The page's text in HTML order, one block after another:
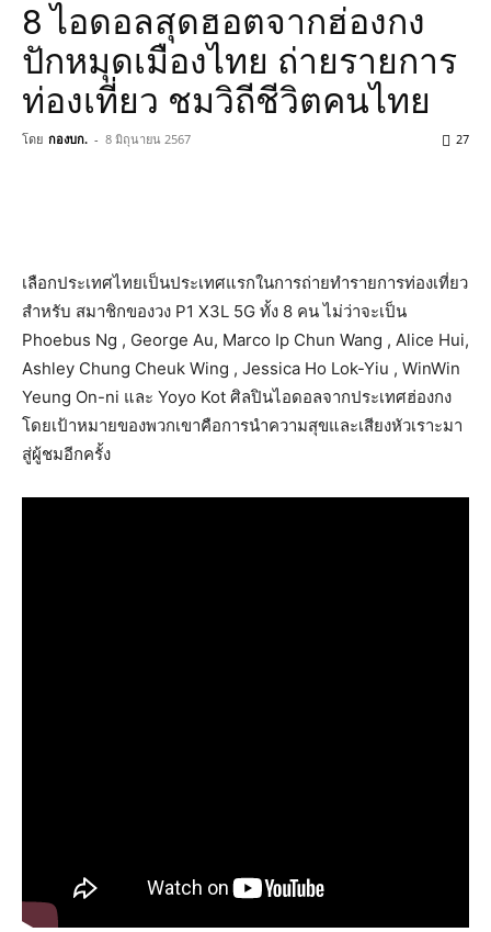
8 ไอดอลสุดฮอตจากฮ่องกง
ปักหมุดเมืองไทย ถ่ายรายการ
ท่องเที่ยว ชมวิถีชีวิตคนไทย
โดย กองบก. - 8 มิถุนายน 2567 27
เลือกประเทศไทยเป็นประเทศแรกในการถ่ายทำรายการท่องเที่ยว
สำหรับ สมาชิกของวง P1 X3L 5G ทั้ง 8 คน ไม่ว่าจะเป็น
Phoebus Ng , George Au, Marco Ip Chun Wang , Alice Hui,
Ashley Chung Cheuk Wing , Jessica Ho Lok-Yiu , WinWin
Yeung On-ni และ Yoyo Kot ศิลปินไอดอลจากประเทศฮ่องกง
โดยเป้าหมายของพวกเขาคือการนําความสุขและเสียงหัวเราะมา
สู่ผู้ชมอีกครั้ง